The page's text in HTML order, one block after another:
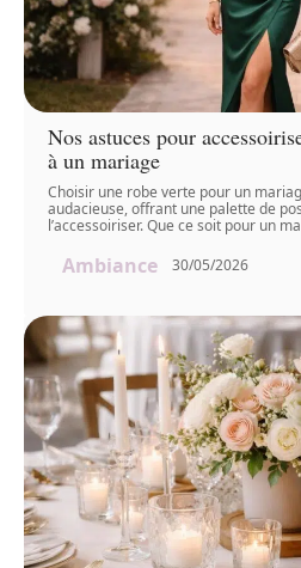
Nos astuces pour
à un mariage
Choisir une robe verte pour un
audacieuse, offrant une palette de
l’accessoiriser. Que ce soit pour un
Ambiance 30/05/2026